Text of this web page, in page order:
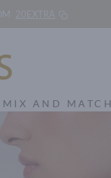
20EXTRA
MIX AND MATCH